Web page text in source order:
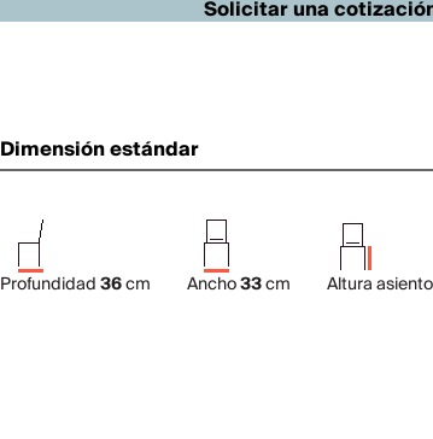
Solicitar una
Dimensión estándar
Profundidad36cm Ancho33cm Altura asiento